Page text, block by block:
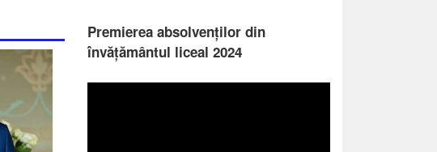
Premierea absolvenților din
învățământul liceal 2024